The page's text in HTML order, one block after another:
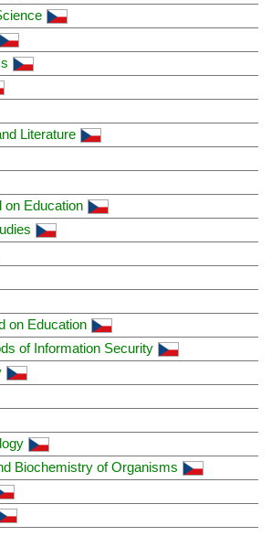
Literature
on Education
on Education
of Information Security
Biochemistry of Organisms